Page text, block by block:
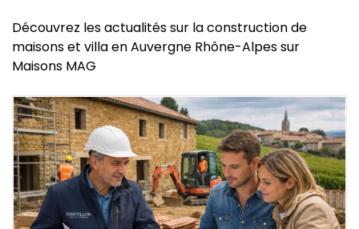
Découvrez les actualités sur la construction de
maisons et villa en Auvergne Rhône-Alpes sur
Maisons MAG